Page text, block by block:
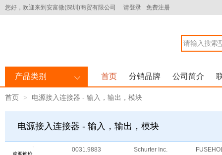
您好，欢迎来到安富微(深圳)商贸有限公司 请登录 免费注册
产品类别 首页 分销品牌 公司简介
首页 电源接入连接器 - 输入，输出，模块
电源接入连接器 - 输入，输出，模块
0031.9883 Schurter Inc.